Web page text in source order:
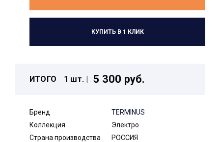
КУПИТЬ В 1 КЛИК
ИТОГО 1 шт. | 5 300 руб.
Бренд
TERMINUS
Коллекция
Электро
Страна производства
РОССИЯ